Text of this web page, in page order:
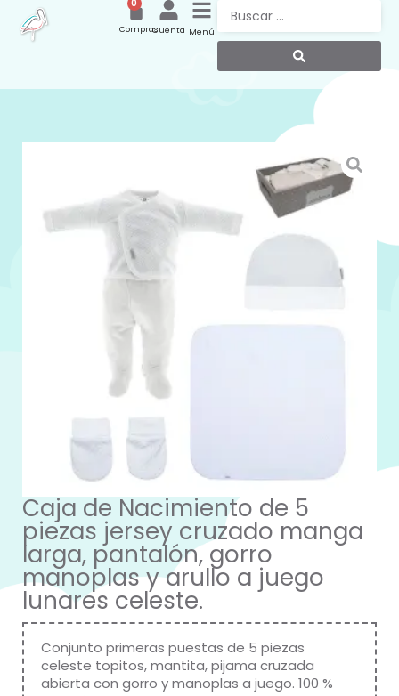
Menú
Cuenta
0
Compras
Caja de Nacimiento de 5
piezas jersey cruzado manga
larga, pantalón, gorro
manoplas y arullo a juego
lunares celeste.
Conjunto primeras puestas de 5 piezas
celeste topitos, mantita, pijama cruzada
abierta con gorro y manoplas a juego. 100 %